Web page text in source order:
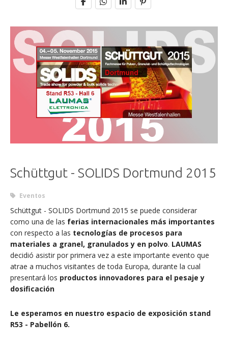
Schüttgut - SOLIDS Dortmund 2015
Eventos
Schüttgut - SOLIDS Dortmund 2015 se puede considerar
como una de las ferias internacionales más importantes
con respecto a las tecnologías de procesos para
materiales a granel, granulados y en polvo. LAUMAS
decidió asistir por primera vez a este importante evento que
atrae a muchos visitantes de toda Europa, durante la cual
presentará los productos innovadores para el pesaje y
dosificación
Le esperamos en nuestro espacio de exposición stand
R53 - Pabellón 6.